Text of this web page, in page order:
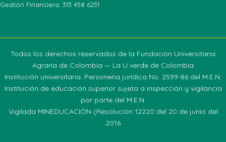
Gestión Financiera: 313 458 6251
Todos los derechos reservados de la Fundación Universitaria
Agraria de Colombia — La U verde de Colombia
Institución universitaria. Personeria jurídica No. 2599-86 del M.E.N.
Institución de educación superior sujeta a inspección y vigilancia
por parte del M.E.N.
Vigilada MINEDUCACIÓN (Resolución 12220 del 20 de junio del
2016